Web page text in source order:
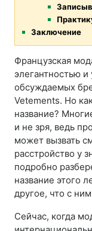
Заключение
Французская
элегантностью
обсуждаемых
Vetements. Но
название?
и не зря, ведь
может вызвать
расстройство у
подробно
название этого
другое, что с
Сейчас, когда